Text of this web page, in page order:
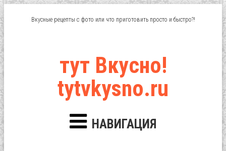
тут Вкусно!
tytvkysno.ru
Вкусные рецепты с фото или что приготовить просто и быстро?!
НАВИГАЦИЯ